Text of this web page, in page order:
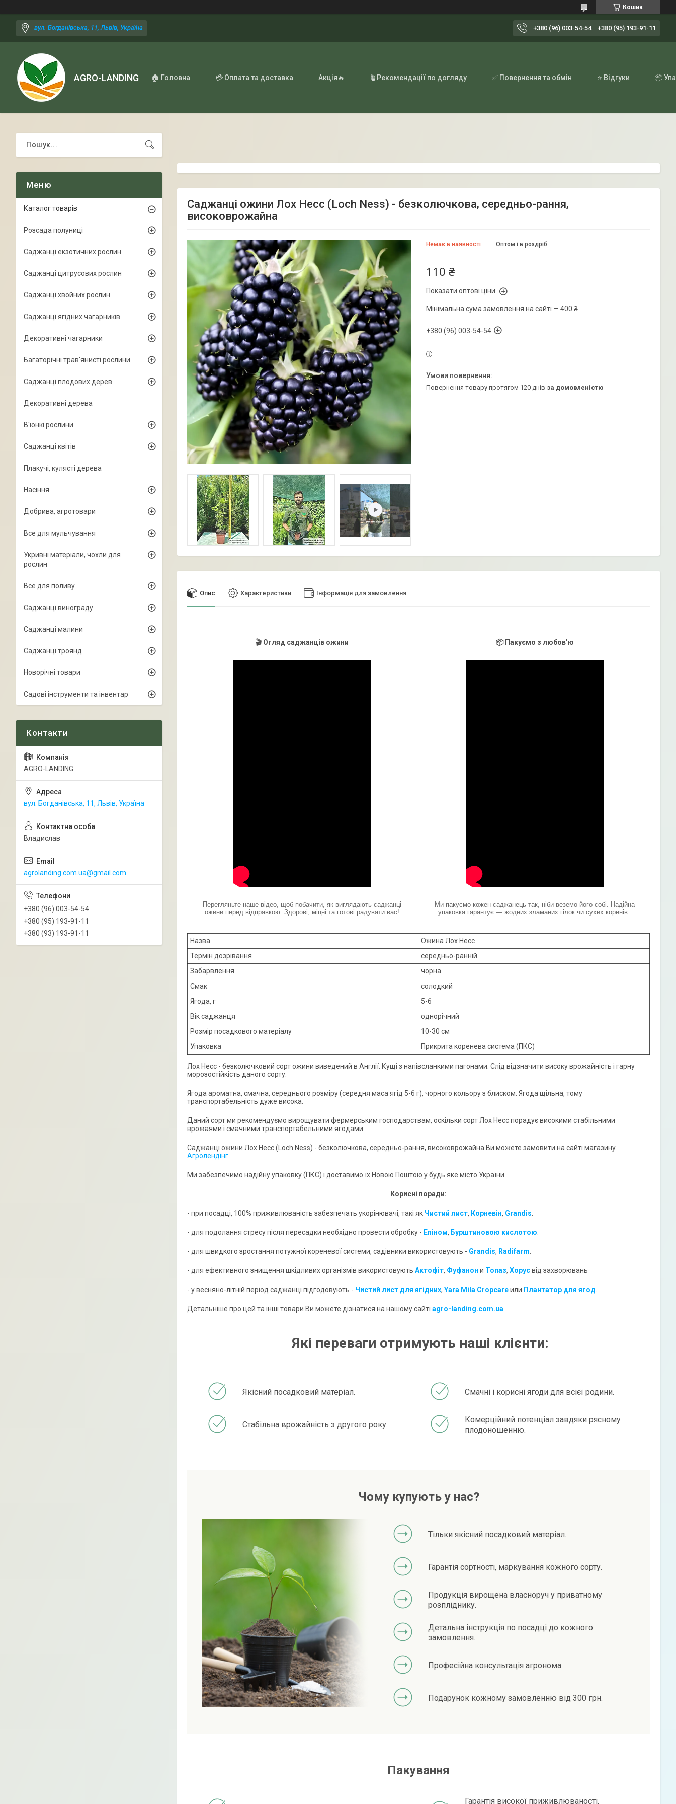
Кошик
вул. Богданівська, 11, Львів, Україна +380 (96) 003-54-54 +380 (95) 193-91-11
AGRO-LANDING 🏠 Головна 💳 Оплата та доставка Акція🔥 🪴Рекомендації по догляду ✅ Повернення та обмін ⭐ Відгуки 📦
Саджанці ожини Лох Несс (Loch Ness) - безколючкова, середньо-рання,
високоврожайна
Немає в наявності Оптом і в роздріб
110 ₴
Показати оптові ціни
Мінімальна сума замовлення на сайті — 400 ₴
+380 (96) 003-54-54
повернення товару протягом 120 днів за домовленістю
Опис Характеристики Інформація для замовлення
🎬 Огляд саджанців ожини
Перегляньте наше відео, щоб побачити, як виглядають саджанці
ожини перед відправкою. Здорові, міцні та готові радувати вас!
📦 Пакуємо з любов’ю
Ми пакуємо кожен саджанець так, ніби веземо його собі. Надійна
упаковка гарантує — жодних зламаних гілок чи сухих коренів.
Назва
Ожина Лох Несс
Термін дозрівання
середньо-ранній
Забарвлення
чорна
Смак
солодкий
Ягода, г
5-6
Вік саджанця
однорічний
Розмір посадкового матеріалу
10-30 см
Упаковка
Прикрита коренева система (ПКС)
Лох Несс - безколючковий сорт ожини виведений в Англії. Кущі з напівсланкими пагонами. Слід відзначити високу врожайність і гарну
морозостійкість даного сорту.
Ягода ароматна, смачна, середнього розміру (середня маса ягід 5-6 г), чорного кольору з блиском. Ягода щільна, тому
транспортабельність дуже висока.
Даний сорт ми рекомендуємо вирощувати фермерським господарствам, оскільки сорт Лох Несс порадує високими стабільними
врожаями і смачними транспортабельними ягодами.
Саджанці ожини Лох Несс (Loch Ness) - безколючкова, середньо-рання, високоврожайна Ви можете замовити на сайті магазину
Агролендінг.
Ми забезпечимо надійну упаковку (ПКС) і доставимо їх Новою Поштою у будь яке місто України.
Корисні поради:
- при посадці, 100% приживлюваність забезпечать укорінювачі, такі як Чистий лист, Корневін, Grandis
- для подолання стресу після пересадки необхідно провести обробку - Епіном, Бурштиновою кислотою
- для швидкого зростання потужної кореневої системи, садівники використовують - Grandis, Radifarm
- для ефективного знищення шкідливих організмів використовують Актофіт, Фуфанон и Топаз, Хорусвід захворювань
- у весняно-літній період саджанці підгодовують - Чистий лист для ягідних, Yara Mila Cropcareили Плантатор для ягод
Детальніше про цей та інші товари Ви можете дізнатися на нашому сайті agro-landing.com.ua
Які переваги отримують наші клієнти:
Якісний посадковий матеріал.
Стабільна врожайність з другого року.
Смачні і корисні ягоди для всієї родини.
Комерційний потенціал завдяки рясному
плодоношенню.
Чому купують у нас?
Тільки якісний посадковий матеріал.
Гарантія сортності, маркування кожного сорту.
Продукція вирощена власноруч у приватному
розпліднику.
Детальна інструкція по посадці до кожного
замовлення.
Професійна консультація агронома.
Подарунок кожному замовленню від 300 грн.
Пакування
Гарантія високої приживлюваності,
Каталог товарів
Розсада полуниці
Саджанці екзотичних рослин
Саджанці цитрусових рослин
Саджанці хвойних рослин
Саджанці ягідних чагарників
Декоративні чагарники
Багаторічні трав'янисті рослини
Саджанці плодових дерев
Декоративні дерева
В'юнкі рослини
Саджанці квітів
Плакучі, кулясті дерева
Насіння
Добрива, агротовари
Все для мульчування
Укривні матеріали, чохли для
рослин
Все для поливу
Саджанці винограду
Саджанці малини
Саджанці троянд
Новорічні товари
Садові інструменти та інвентар
AGRO-LANDING
вул. Богданівська, 11, Львів, Україна
Владислав
agrolanding.com.ua@gmail.com
+380 (96) 003-54-54
+380 (95) 193-91-11
+380 (93) 193-91-11